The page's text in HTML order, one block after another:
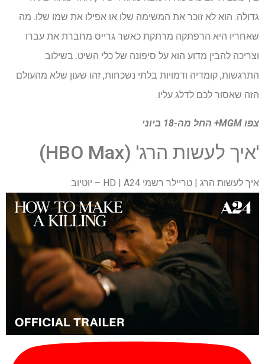
גדולה: הוא לא זוכר את המשימה שלו או אפילו את שמו שלו. מה
שאחריו היא הרפתקה מרתקת כאשר גרייס מחברת את עברו
וצריכה להבין מדוע הוא על סיפונה של כלי השיט. בשילוב
התרגשות, קומדיה ודמויות בלתי נשכחות, זהו שעון שלא מהעולם
הזה שאסור לכם לדלג עליו.
צפו MGM+ החל מה-18 ביוני
'איך לעשות הרג' (HBO Max)
איך לעשות הרג | טריילר רשמי HD | A24 – יוטיוב